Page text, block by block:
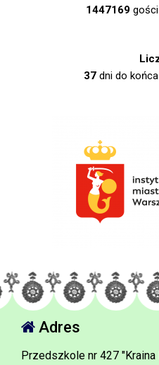
1447169gości
37dni do
Adres
Przedszkole nr 427 "Kraina